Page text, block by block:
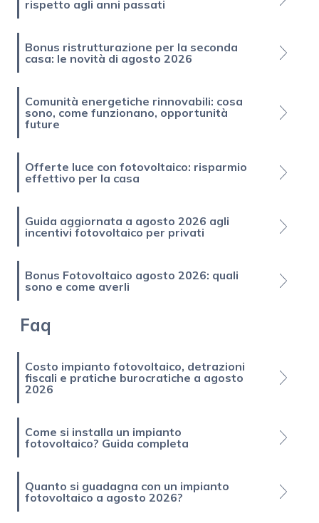
rispetto agli anni passati
Bonus ristrutturazione per la seconda
casa: le novità di agosto 2026
Comunità energetiche rinnovabili: cosa
sono, come funzionano, opportunità
future
Offerte luce con fotovoltaico: risparmio
effettivo per la casa
Guida aggiornata a agosto 2026 agli
incentivi fotovoltaico per privati
Bonus Fotovoltaico agosto 2026: quali
sono e come averli
Faq
Costo impianto fotovoltaico, detrazioni
fiscali e pratiche burocratiche a agosto
2026
Come si installa un impianto
fotovoltaico? Guida completa
Quanto si guadagna con un impianto
fotovoltaico a agosto 2026?